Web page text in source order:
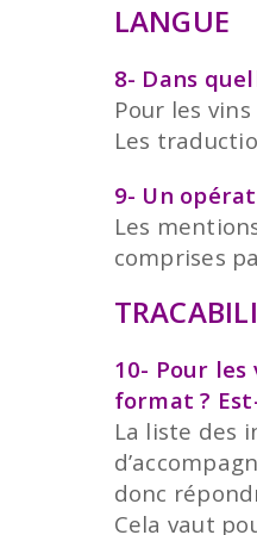
LANGUE
8- Dans
Pour les
Les
9- Un
Les
comprises
10- Pour
format ?
La liste des
donc
Cela vaut